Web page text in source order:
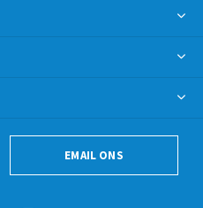
EMAIL ONS